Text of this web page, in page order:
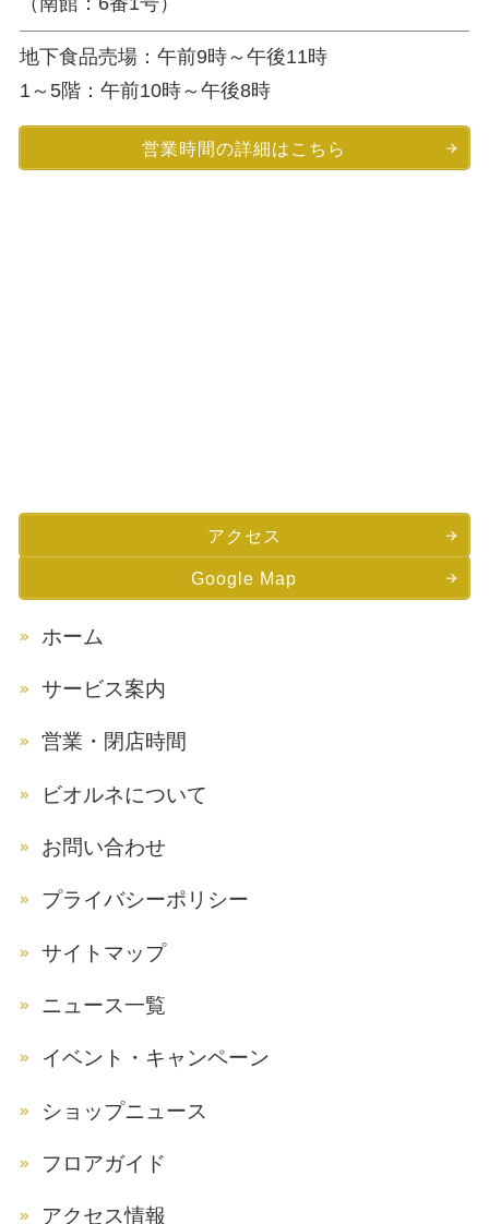
地下食品売場：午前9時～午後11時
1～5階：午前10時～午後8時
営業時間の詳細はこちら
アクセス
Google Map
ホーム
サービス案内
営業・閉店時間
ビオルネについて
お問い合わせ
プライバシーポリシー
サイトマップ
ニュース一覧
イベント・キャンペーン
ショップニュース
フロアガイド
アクセス情報